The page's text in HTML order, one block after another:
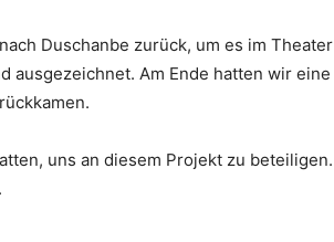
Duschanbe zurück, um es im Theater
ausgezeichnet. Am Ende hatten wir eine
uns an diesem Projekt zu beteiligen.